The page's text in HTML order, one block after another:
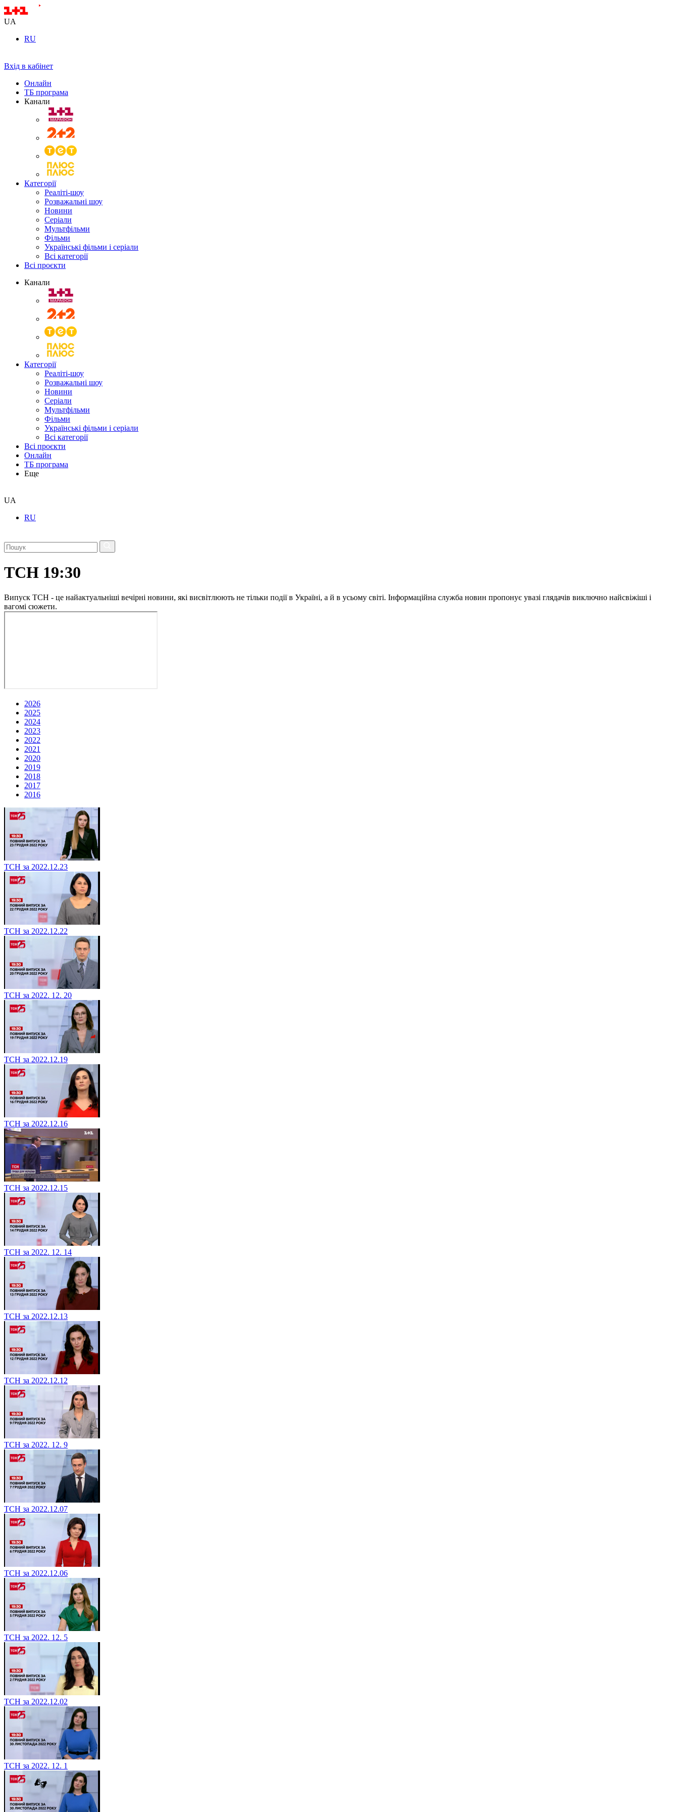
UA
RU
Вхід в кабінет
Онлайн
ТБ програма
Канали
Категорії
Реаліті-шоу
Розважальні шоу
Новини
Серіали
Мультфільми
Фільми
Українські фільми і серіали
Всі категорії
Всі проєкти
Канали
Категорії
Реаліті-шоу
Розважальні шоу
Новини
Серіали
Мультфільми
Фільми
Українські фільми і серіали
Всі категорії
Всі проєкти
Онлайн
ТБ програма
Еще
UA
RU
ТСН 19:30
Випуск ТСН - це найактуальніші вечірні новини, які висвітлюють не тільки події в Україні, а й в усьому світі. Інформаційна служба новин пропонує увазі глядачів виключно найсвіжіші і
вагомі сюжети.
2026
2025
2024
2023
2022
2021
2020
2019
2018
2017
2016
ТСН за 2022.12.23
ТСН за 2022.12.22
ТСН за 2022. 12. 20
ТСН за 2022.12.19
ТСН за 2022.12.16
ТСН за 2022.12.15
ТСН за 2022. 12. 14
ТСН за 2022.12.13
ТСН за 2022.12.12
ТСН за 2022. 12. 9
ТСН за 2022.12.07
ТСН за 2022.12.06
ТСН за 2022. 12. 5
ТСН за 2022.12.02
ТСН за 2022. 12. 1